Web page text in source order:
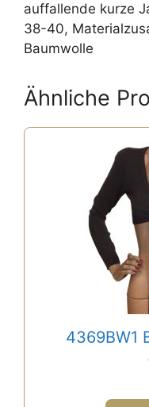
auffallende kurze
38-40,
Baumwolle
Ähnliche
4369BW1